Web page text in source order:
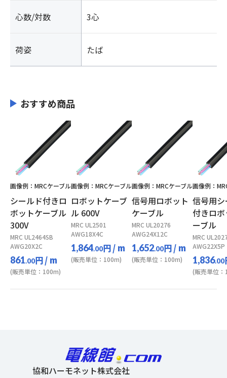
心数/対数 3心
荷姿 たば
おすすめ商品
画像例：MRCケーブル
シールド付きロ
ボットケーブル
300V
MRC UL2464SB
AWG20X2C
861.00円/ m
(販売単位：100m)
画像例：MRCケーブル
ロボットケーブ
ル 600V
MRC UL2501
AWG18X4C
1,864.00円/ m
(販売単位：100m)
画像例：MRCケーブル
信号用ロボット
ケーブル
MRC UL20276
AWG24X12C
1,652.00円/ m
(販売単位：100m)
画像例：
信号用
付きロ
ーブル
MRC
AWG22X5P
1,836.00
(販売単位
協和ハーモネット株式会社